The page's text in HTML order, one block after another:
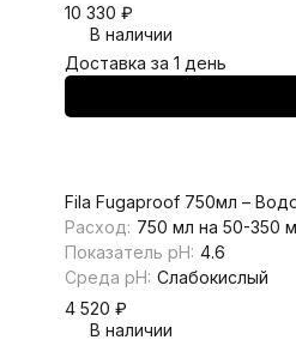
10 330 ₽
В наличии
Доставка за 1 день
Fila Fugaproof 750мл –
Расход: 750 мл на 50-350
Показатель pH: 4.6
Среда pH: Слабокислый
4 520 ₽
В наличии